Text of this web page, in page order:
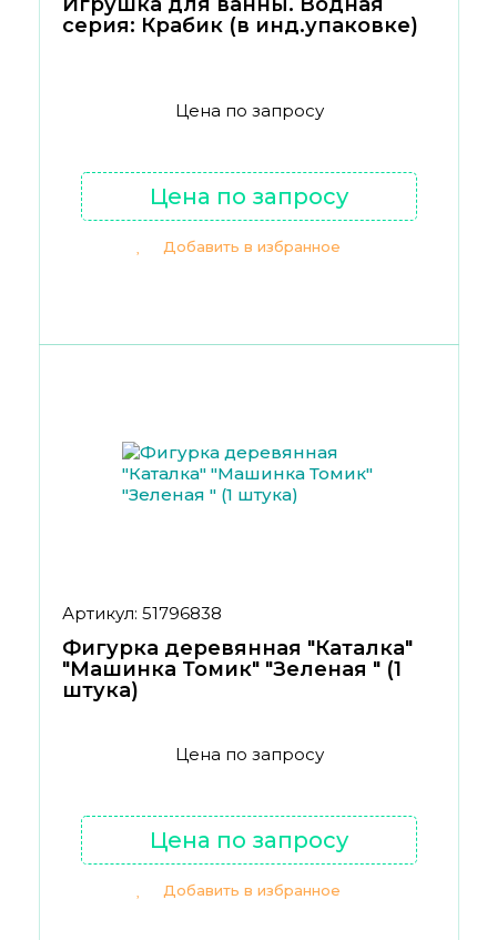
серия: Крабик (в инд.упаковке)
Цена по запросу
Цена по запросу
Добавить в избранное
Артикул: 51796838
Фигурка деревянная "Каталка"
"Машинка Томик" "Зеленая " (1
штука)
Цена по запросу
Цена по запросу
Добавить в избранное